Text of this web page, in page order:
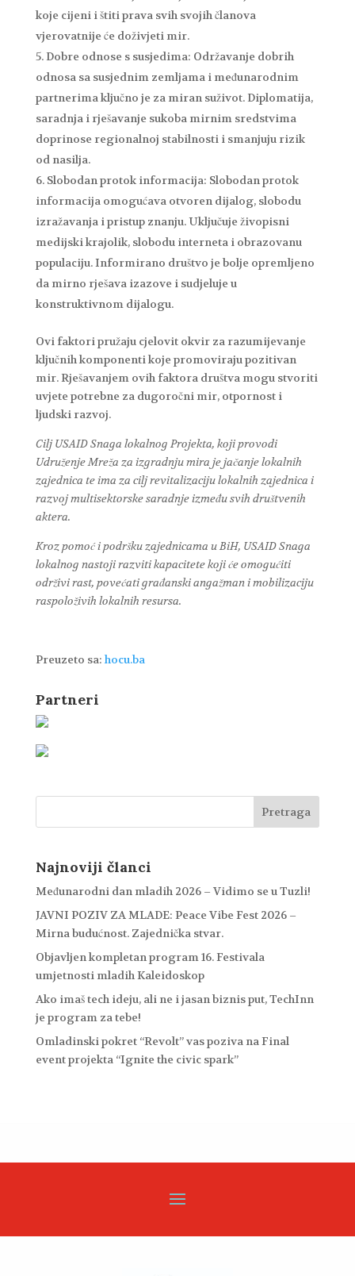
koje cijeni i štiti prava svih svojih članova
vjerovatnije će doživjeti mir.
Dobre odnose s susjedima: Održavanje dobrih
odnosa sa susjednim zemljama i međunarodnim
partnerima ključno je za miran suživot. Diplomatija,
saradnja i rješavanje sukoba mirnim sredstvima
doprinose regionalnoj stabilnosti i smanjuju rizik
od nasilja.
Slobodan protok informacija: Slobodan protok
informacija omogućava otvoren dijalog, slobodu
izražavanja i pristup znanju. Uključuje živopisni
medijski krajolik, slobodu interneta i obrazovanu
populaciju. Informirano društvo je bolje opremljeno
da mirno rješava izazove i sudjeluje u
konstruktivnom dijalogu.
Ovi faktori pružaju cjelovit okvir za razumijevanje
ključnih komponenti koje promoviraju pozitivan
mir. Rješavanjem ovih faktora društva mogu stvoriti
uvjete potrebne za dugoročni mir, otpornost i
ljudski razvoj.
Cilj USAID Snaga lokalnog Projekta, koji provodi
Udruženje Mreža za izgradnju mira je jačanje lokalnih
zajednica teima za cilj revitalizaciju lokalnih zajednica i
razvoj multisektorske saradnje između svih društvenih
aktera.
Kroz pomoć i podršku zajednicama u BiH, USAID Snaga
lokalnog nastoji razviti kapacitete koji će omogućiti
održivi rast, povećati građanski angažman i mobilizaciju
raspoloživih lokalnih resursa.
Preuzeto sa:hocu.ba
Partneri
Najnoviji članci
Međunarodni dan mladih 2026 – Vidimo se u Tuzli!
JAVNI POZIV ZA MLADE: Peace Vibe Fest 2026 –
Mirna budućnost. Zajednička stvar.
Objavljen kompletan program 16. Festivala
umjetnosti mladih Kaleidoskop
Ako imaš tech ideju, ali ne i jasan biznis put, TechInn
je program za tebe!
Omladinski pokret “Revolt” vas poziva na Final
event projekta “Ignite the civic spark”